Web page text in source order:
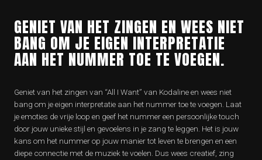
GENIET VAN HET ZINGEN EN WEES NIET
BANG OM JE EIGEN INTERPRETATIE
AAN HET NUMMER TOE TE VOEGEN.
Geniet van het zingen van “All I Want” van Kodaline en wees niet
bang om je eigen interpretatie aan het nummer toe te voegen. Laat
je emoties de vrije loop en geef het nummer een persoonlijke touch
door jouw unieke stijl en gevoelens in je zang te leggen. Het is jouw
kans om het nummer op jouw manier tot leven te brengen en een
diepe connectie met de muziek te voelen. Dus wees creatief, zing